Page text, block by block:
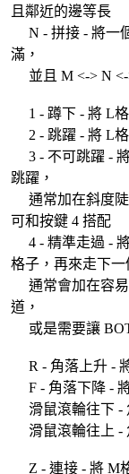
且鄰近的邊等長
N - 拼接 - 將一
滿，
並且 M <-> N <-
1 - 蹲下 - 將 L
2 - 跳躍 - 將 L
3 - 不可跳躍 -
跳躍，
通常加在斜度陡
可和按鍵 4 搭配
4 - 精準走過 -
格子，再來走下一
通常會加在容易
道，
或是需要讓
R - 角落上升 -
F - 角落下降 -
滑鼠滾輪往下 -
滑鼠滾輪往上 -
Z - 連接 - 將 M